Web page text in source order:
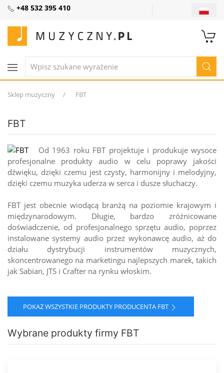
+48 532 395 410
Sklep muzyczny FBT
FBT
Od 1963 roku FBT projektuje i produkuje wysoce
profesjonalne produkty audio w celu poprawy jakości
dźwięku, dzięki czemu jest czysty, harmonijny i melodyjny,
dzięki czemu muzyka uderza w serca i dusze słuchaczy.
FBT jest obecnie wiodącą branżą na poziomie krajowym i
międzynarodowym. Długie, bardzo zróżnicowane
doświadczenie, od profesjonalnego sprzętu audio, poprzez
instalowane systemy audio przez wykonawcę audio, aż do
działu dystrybucji instrumentów muzycznych,
skoncentrowanego na marketingu najlepszych marek, takich
jak Sabian, JTS i Crafter na rynku włoskim.
POKAŻ WSZYSTKIE PRODUKTY PRODUCENTA FBT
Wybrane produkty firmy FBT